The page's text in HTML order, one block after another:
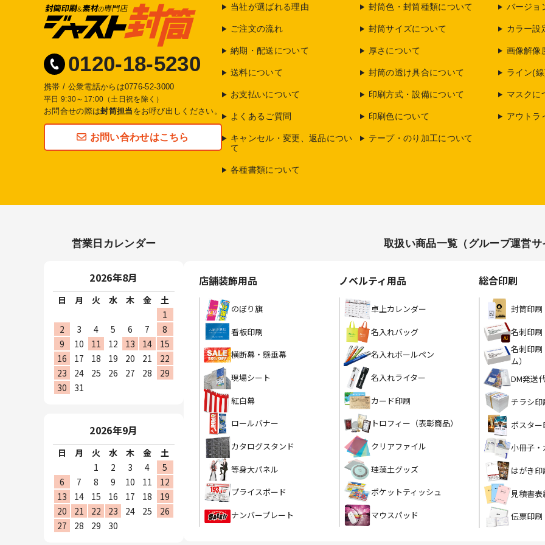
0120-18-5230
携帯 / 公衆電話からは0776-52-3000
平日 9:30～17:00（土日祝を除く）
お問合せの際は封筒担当 をお呼び出しください。
お問い合わせはこちら
当社が選ばれる理由
ご注文の流れ
納期・配送について
送料について
お支払いについて
よくあるご質問
キャンセル・変更、返品につい
て
各種書類について
封筒色・封筒種類について
封筒サイズについて
厚さについて
封筒の透け具合について
印刷方式・設備について
印刷色について
テープ・のり加工について
バージョ
カラー設
画像解像
ライン(
マスクに
アウトラ
営業日カレンダー
2026年8月
日 月 火 水 木 金
土
1
2
3 4 5 6 7
8
9
10 11 12 13 14
15
16
17 18 19 20 21
22
23
24 25 26 27 28
29
30
31
2026年9月
日 月 火 水 木 金
土
1
2 3 4
5
6
7 8 9 10 11
12
13
14 15 16 17 18
19
20
21 22 23 24 25
26
27
28 29 30
取扱い商品一覧（グループ運営サ
店舗装飾用品
のぼり旗
看板印刷
横断幕・懸垂幕
現場シート
紅白幕
ロールバナー
カタログスタンド
等身大パネル
プライスボード
ナンバープレート
ノベルティ用品
卓上カレンダー
名入れバッグ
名入れボールペン
名入れライター
カード印刷
トロフィー（表彰商品）
クリアファイル
珪藻土グッズ
ポケットティッシュ
マウスパッド
総合印刷
封筒印刷
名刺印
名刺印
ム）
DM発送
チラシ印
ポスター
小冊子
はがき印
見積書
伝票印刷